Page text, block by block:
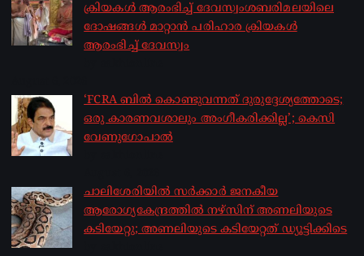
ക്രിയകൾ ആരംഭിച്ച് ദേവസ്വംശബരിമലയിലെ
ദോഷങ്ങൾ മാറ്റാൻ പരിഹാര ക്രിയകൾ
ആരംഭിച്ച് ദേവസ്വം
‘FCRA ബിൽ കൊണ്ടുവന്നത് ദുരുദ്ദേശ്യത്തോടെ;
ഒരു കാരണവശാലും അം​ഗീകരിക്കില്ല’; കെസി
വേണു​ഗോപാൽ
ചാലിശേരിയില്‍ സര്‍ക്കാര്‍ ജനകീയ
ആരോഗ്യകേന്ദ്രത്തില്‍ നഴ്സിന് അണലിയുടെ
കടിയേറ്റു; അണലിയുടെ കടിയേറ്റത് ഡ്യൂട്ടിക്കിടെ